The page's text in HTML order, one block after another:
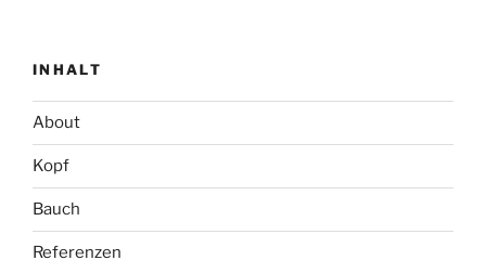
INHALT
About
Kopf
Bauch
Referenzen